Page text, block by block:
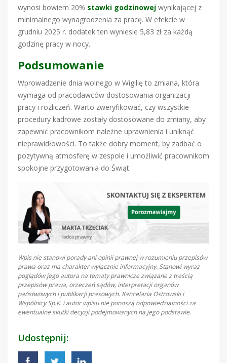
wynosi bowiem 20% stawki godzinowej wynikającej z
minimalnego wynagrodzenia za pracę. W efekcie w
grudniu 2025 r. dodatek ten wyniesie 5,83 zł za każdą
godzinę pracy w nocy.
Podsumowanie
Wprowadzenie dnia wolnego w Wigilię to zmiana, która
wymaga od pracodawców dostosowania organizacji
pracy i rozliczeń. Warto zweryfikować, czy wszystkie
procedury kadrowe zostały dostosowane do zmiany, aby
zapewnić pracownikom należne uprawnienia i uniknąć
nieprawidłowości. To także dobry moment, by zadbać o
pozytywną atmosferę w zespole i umożliwić pracownikom
spokojne przygotowania do Świąt.
Wpis nie stanowi porady ani opinii prawnej w rozumieniu przepisów
prawa oraz ma charakter wyłącznie informacyjny. Stanowi wyraz
poglądów jego autora na tematy prawnicze związane z treścią
przepisów prawa, orzeczeń sądów, interpretacji organów
państwowych i publikacji prasowych. Kancelaria Ostrowski i
Wspólnicy Sp.K. i autor wpisu nie ponoszą odpowiedzialności za
ewentualne skutki decyzji podejmowanych na jego podstawie.
Udostępnij: